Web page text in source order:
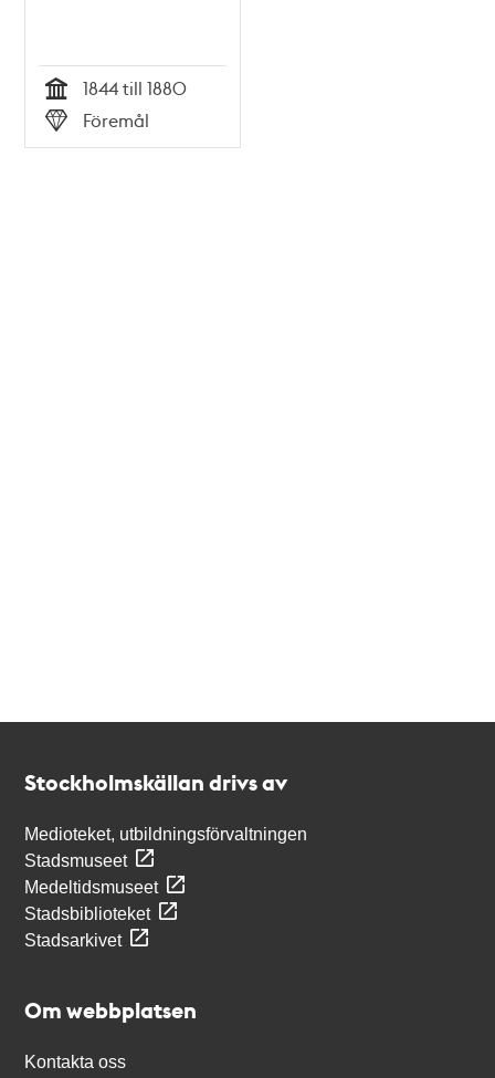
Tid
1844 till 1880
Typ
Föremål
Stockholmskällan drivs av
Medioteket, utbildningsförvaltningen
Stadsmuseet
Medeltidsmuseet
Stadsbiblioteket
Stadsarkivet
Om webbplatsen
Kontakta oss